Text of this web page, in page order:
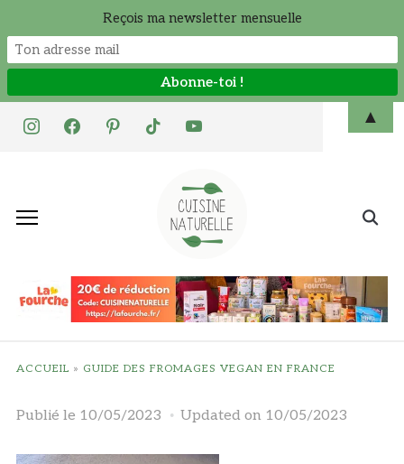
instagramfacebookpinteresttiktok youtube
Search
ACCUEIL » GUIDE DES FROMAGES VEGAN EN FRANCE
Publié le 10/05/2023 Updated on 10/05/2023
Reçois ma newsletter mensuelle
▲